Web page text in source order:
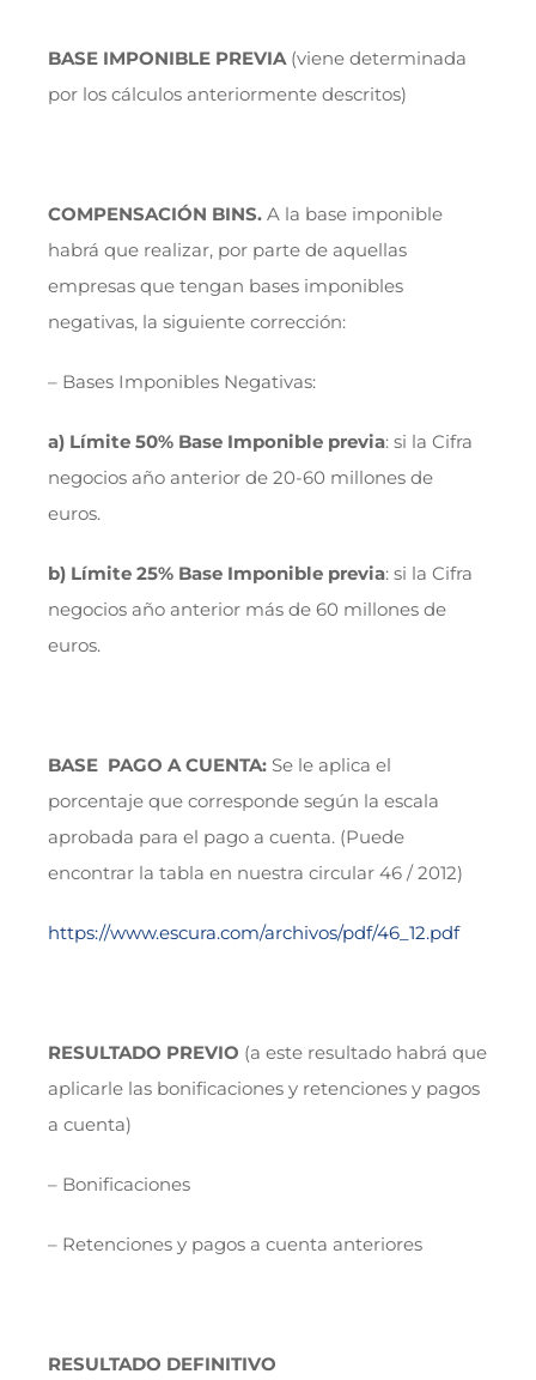
BASE IMPONIBLE PREVIA(viene determinada
por los cálculos anteriormente descritos)
COMPENSACIÓN BINS. A la base imponible
habrá que realizar, por parte de aquellas
empresas que tengan bases imponibles
negativas, la siguiente corrección:
– Bases Imponibles Negativas:
a) Límite 50% Base Imponible previa: si la Cifra
negocios año anterior de 20-60 millones de
euros.
b) Límite 25% Base Imponible previa: si la Cifra
negocios año anterior más de 60 millones de
euros.
BASE PAGO A CUENTA: Se le aplica el
porcentaje que corresponde según la escala
aprobada para el pago a cuenta. (Puede
encontrar la tabla en nuestra circular 46 / 2012)
https://www.escura.com/archivos/pdf/46_12.pdf
RESULTADO PREVIO (a este resultado habrá que
aplicarle las bonificaciones y retenciones y pagos
a cuenta)
– Bonificaciones
– Retenciones y pagos a cuenta anteriores
RESULTADO DEFINITIVO